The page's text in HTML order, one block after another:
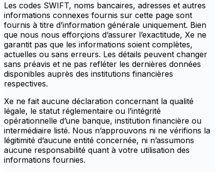
Les codes SWIFT, noms bancaires, adresses et autres
informations connexes fournis sur cette page sont
fournis à titre d’information générale uniquement. Bien
que nous nous efforçions d’assurer l’exactitude, Xe ne
garantit pas que les informations soient complètes,
actuelles ou sans erreurs. Les détails peuvent changer
sans préavis et ne pas refléter les dernières données
disponibles auprès des institutions financières
respectives.
Xe ne fait aucune déclaration concernant la qualité
légale, le statut réglementaire ou l’intégrité
opérationnelle d’une banque, institution financière ou
intermédiaire listé. Nous n’approuvons ni ne vérifions la
légitimité d’aucune entité concernée, ni n’assumons
aucune responsabilité quant à votre utilisation des
informations fournies.